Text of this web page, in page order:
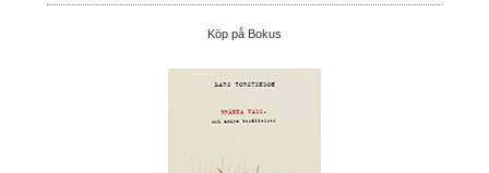
Köp på Bokus